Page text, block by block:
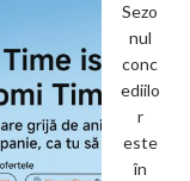
Sezo
nul
conc
ediilo
r
este
în